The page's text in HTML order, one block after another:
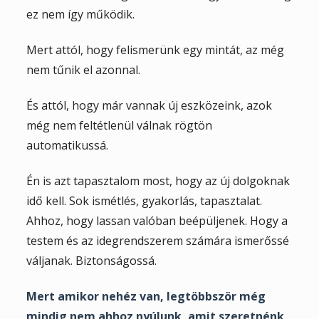
ez nem így működik.
Mert attól, hogy felismerünk egy mintát, az még
nem tűnik el azonnal.
És attól, hogy már vannak új eszközeink, azok
még nem feltétlenül válnak rögtön
automatikussá.
Én is azt tapasztalom most, hogy az új dolgoknak
idő kell. Sok ismétlés, gyakorlás, tapasztalat.
Ahhoz, hogy lassan valóban beépüljenek. Hogy a
testem és az idegrendszerem számára ismerőssé
váljanak. Biztonságossá.
Mert amikor nehéz van, legtöbbször még